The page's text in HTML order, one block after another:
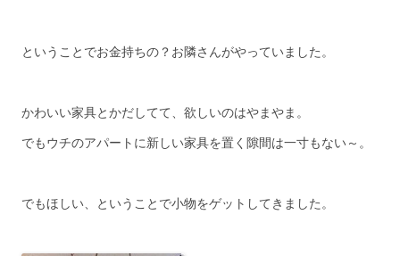
ということでお金持ちの？お隣さんがやっていました。
かわいい家具とかだしてて、欲しいのはやまやま。
でもウチのアパートに新しい家具を置く隙間は一寸もない～。
でもほしい、ということで小物をゲットしてきました。